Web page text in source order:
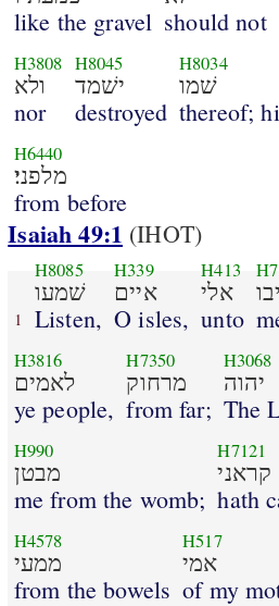
like the gravel should not
H3808
ולא
nor
H8045
ישׁמד
destroyed
H8034
שׁמו
thereof;
H6440
מלפני׃
from before
Isaiah 49:1 (IHOT)
1
H8085
שׁמעו
Listen,
H339
איים
O isles,
H413
אלי
unto
H3816
לאמים
ye people,
H7350
מרחוק
from far;
H3068
יהוה
The
H990
מבטן
me from the womb;
H7121
קראני
hath
H4578
ממעי
from the bowels
H517
אמי
of my